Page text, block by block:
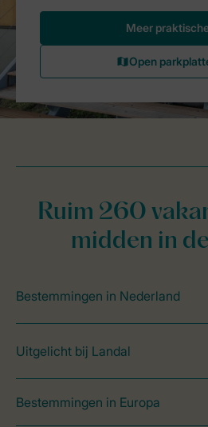
Ruim 260
midden in
Bestemmingen in Nederland
Uitgelicht bij Landal
Bestemmingen in Europa